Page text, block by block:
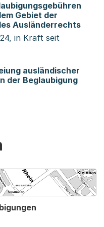
Gebiet der
Ausländerrechts
in Kraft seit
ausländischer
der Beglaubigung
Karte von MapBS.
Link, wird in einem